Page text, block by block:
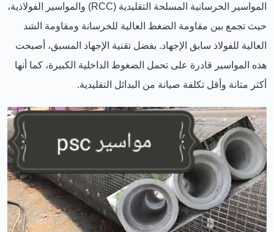
المواسير الخرسانية المسلحة التقليدية (RCC) والمواسير الفولاذية،
حيث تجمع بين مقاومة الضغط العالية للخرسانة ومقاومة الشد
العالية للفولاذ سابق الإجهاد. بفضل تقنية الإجهاد المسبق، أصبحت
هذه المواسير قادرة على تحمل الضغوط الداخلية الكبيرة، كما أنها
أكثر متانة وأقل تكلفة صيانة من البدائل التقليدية.